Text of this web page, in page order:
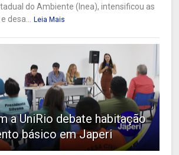
do Ambiente (Inea), intensificou as
desa...
Leia Mais
a UniRio debate habitação
básico em Japeri